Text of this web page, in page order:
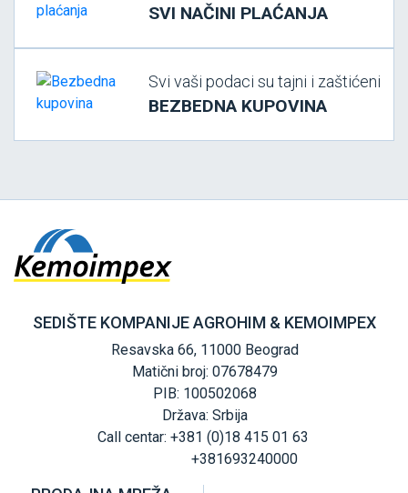
SVI NAČINI PLAĆANJA
Svi vaši podaci su tajni i zaštićeni
BEZBEDNA KUPOVINA
SEDIŠTE KOMPANIJE AGROHIM & KEMOIMPEX
Resavska 66, 11000 Beograd
Matični broj: 07678479
PIB: 100502068
Država: Srbija
Call centar: +381 (0)18 415 01 63
+381693240000